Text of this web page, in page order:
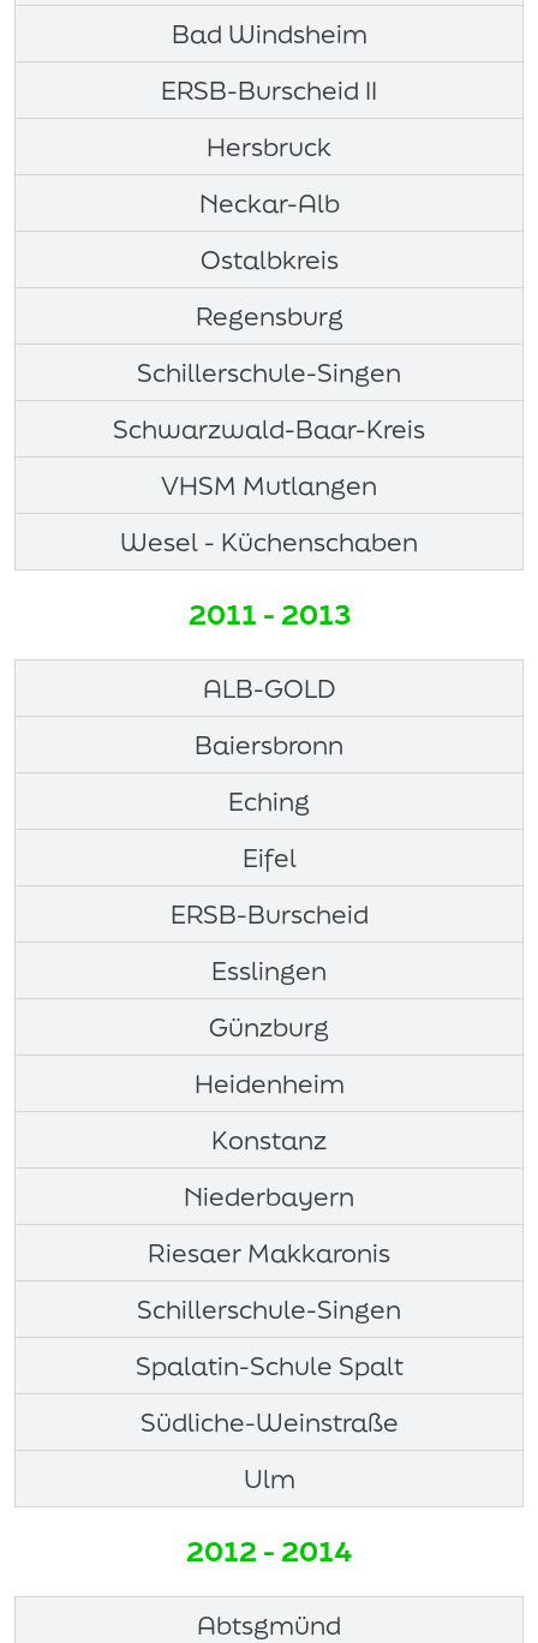
Bad Windsheim
ERSB-Burscheid II
Hersbruck
Neckar-Alb
Ostalbkreis
Regensburg
Schillerschule-Singen
Schwarzwald-Baar-Kreis
VHSM Mutlangen
Wesel - Küchenschaben
2011 - 2013
ALB-GOLD
Baiersbronn
Eching
Eifel
ERSB-Burscheid
Esslingen
Günzburg
Heidenheim
Konstanz
Niederbayern
Riesaer Makkaronis
Schillerschule-Singen
Spalatin-Schule Spalt
Südliche-Weinstraße
Ulm
2012 - 2014
Abtsgmünd